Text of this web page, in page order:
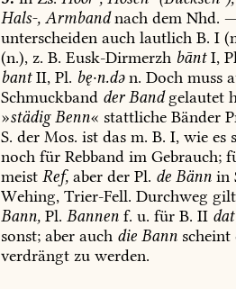
Hals-, Armbandnach dem Nhd.
unterscheiden auch lautlich B. I
(n.), z. B. Eusk-Dirmerzh bāntI,
bantII, Pl. bę·n.dən. Doch muss
Schmuckband derBandgelautet
»städigBenn« stattliche Bänder
S. der Mos. ist das m. B. I, wie es
noch für Rebband im Gebrauch;
meist Ref, aber der Pl. de Bänn in
Wehing, Trier-Fell. Durchweg gilt
Bann, Pl. Bannen f. u. für B. II dat
sonst; aber auch die Bann scheint
verdrängt zu werden.